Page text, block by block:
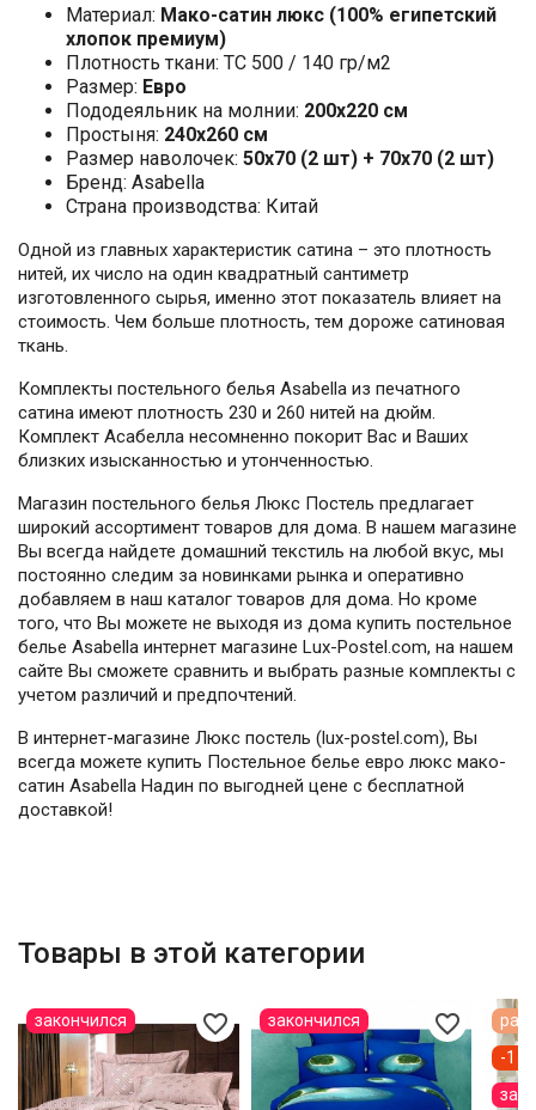
Материал: Мако-сатин люкс (100% египетский
хлопок премиум)
Плотность ткани: ТС 500 / 140 гр/м2
Размер: Евро
Пододеяльник на молнии: 200х220 см
Простыня: 240х260 см
Размер наволочек: 50x70 (2 шт) + 70x70 (2 шт)
Бренд: Asabella
Страна производства: Китай
Одной из главных характеристик сатина – это плотность
нитей, их число на один квадратный сантиметр
изготовленного сырья, именно этот показатель влияет на
стоимость. Чем больше плотность, тем дороже сатиновая
ткань.
Комплекты постельного белья Asabella из печатного
сатина имеют плотность 230 и 260 нитей на дюйм.
Комплект Асабелла несомненно покорит Вас и Ваших
близких изысканностью и утонченностью.
Магазин постельного белья Люкс Постель предлагает
широкий ассортимент товаров для дома. В нашем магазине
Вы всегда найдете домашний текстиль на любой вкус, мы
постоянно следим за новинками рынка и оперативно
добавляем в наш каталог товаров для дома. Но кроме
того, что Вы можете не выходя из дома купить постельное
белье Asabella интернет магазине Lux-Postel.com, на нашем
сайте Вы сможете сравнить и выбрать разные комплекты с
учетом различий и предпочтений.
В интернет-магазине Люкс постель (lux-postel.com), Вы
всегда можете купить Постельное белье евро люкс мако-
сатин Asabella Надин по выгодней цене с бесплатной
доставкой!
Товары в этой категории
favorite_border
закончился favorite_border
закончился
-1